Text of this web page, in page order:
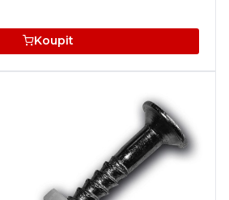
Koupit